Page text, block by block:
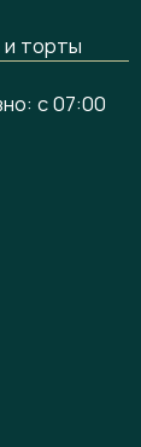
торты
с 07:00